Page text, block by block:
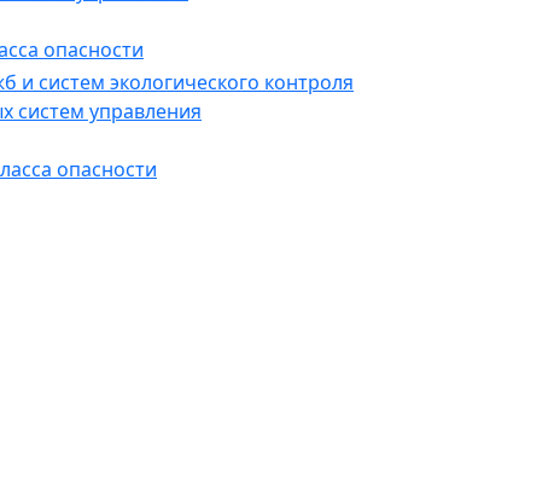
опасности
и систем экологического контроля
систем управления
опасности